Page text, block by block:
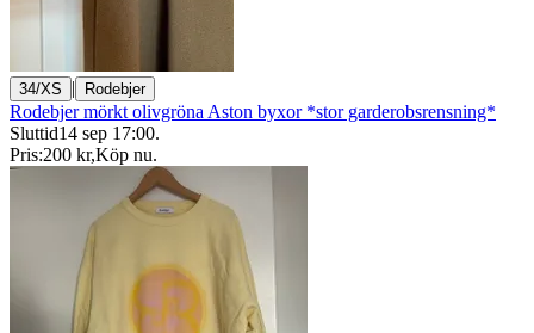
34/XS | Rodebjer
Rodebjer mörkt olivgröna Aston byxor *stor garderobsrensning*
Sluttid14 sep 17:00.
Pris:200 kr,Köp nu.